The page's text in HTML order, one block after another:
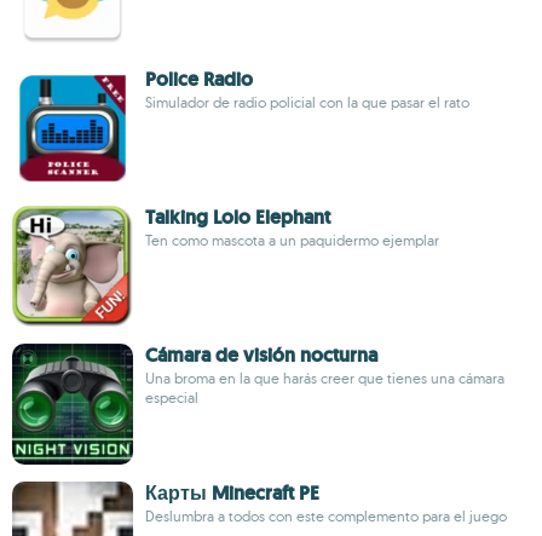
Police Radio
Simulador de radio policial con la que pasar el rato
Talking Lolo Elephant
Ten como mascota a un paquidermo ejemplar
Cámara de visión nocturna
Una broma en la que harás creer que tienes una cámara
especial
Карты Minecraft PE
Deslumbra a todos con este complemento para el juego